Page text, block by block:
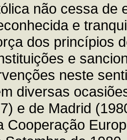
não cessa
e
dos princípios
e
neste
diversas
e de Madrid
Cooperação